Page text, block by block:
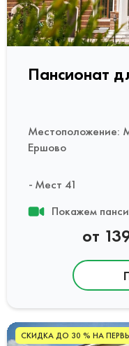
Пансионат
Местоположение:
Ершово
Мест 41
Покажем
от
СКИДКА ДО 30 % НА